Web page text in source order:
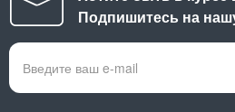
Подпишитесь на